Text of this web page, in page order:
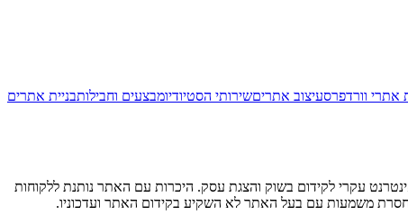
בניית אתריםמבצעים וחבילותשירותי הסטיודיועיצוב אתריםאתרי וורדפרס
עקרי לקידום בשוק והצגת עסק. היכרות עם האתר נותנת ללקוחות
משמעות עם בעל האתר לא השקיע בקידום האתר ועדכוניו.